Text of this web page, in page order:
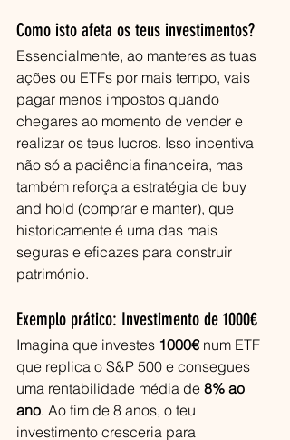
Como isto afeta os teus investimentos?
Essencialmente, ao manteres as tuas
ações ou ETFs por mais tempo, vais
pagar menos impostos quando
chegares ao momento de vender e
realizar os teus lucros. Isso incentiva
não só a paciência financeira, mas
também reforça a estratégia de buy
and hold (comprar e manter), que
historicamente é uma das mais
seguras e eficazes para construir
património.
Exemplo prático: Investimento de 1000€
Imagina que investes 1000€ num ETF
que replica o S&P 500 e consegues
uma rentabilidade média de 8% ao
ano. Ao fim de 8 anos, o teu
investimento cresceria para